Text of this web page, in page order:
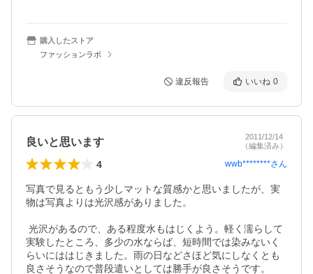
購入したストア
ファッションラボ
違反報告 いいね 0
良いと思います
2011/12/14
（編集済み）
4 wwb********さん
写真で見るともう少しマットな質感かと思いましたが、実
物は写真よりは光沢感がありました。
実験したところ、多少の水ならば、短時間では染みないく
らいにははじきました。雨の日などさほど気にしなくとも
良さそうなので普段遣いとしては勝手が良さそうです。